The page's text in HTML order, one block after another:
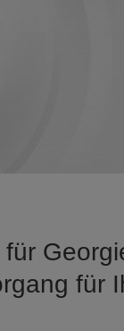
für